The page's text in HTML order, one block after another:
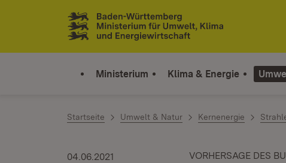
Zum Inhalt springen
Link zur Startseite
Ministerium Klima & Energie
Startseite Umwelt & Natur Kernenergie
VORHERSAGE DES
04.06.2021